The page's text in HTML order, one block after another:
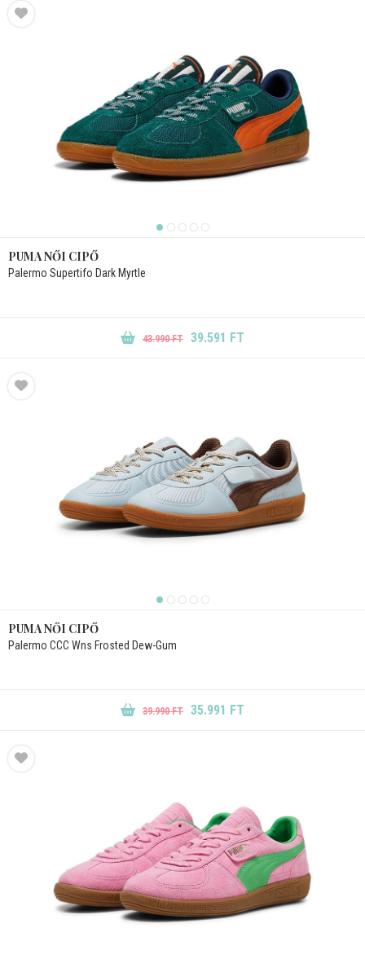
PUMA NŐI CIPŐ
Palermo Supertifo Dark Myrtle
43.990 FT 39.591 FT
PUMA NŐI CIPŐ
Palermo CCC Wns Frosted Dew-Gum
39.990 FT 35.991 FT